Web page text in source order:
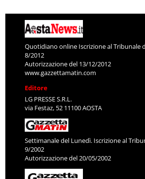
Quotidiano online Iscrizione al Tribunale
8/2012
Autorizzazione del 13/12/2012
www.gazzettamatin.com
Editore
LG PRESSE S.R.L.
via Festaz, 52 11100 AOSTA
Settimanale del Lunedì. Iscrizione al
9/2002
Autorizzazione del 20/05/2002